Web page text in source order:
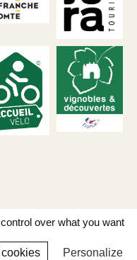
légales
Réalisation
over what you want
Personalize